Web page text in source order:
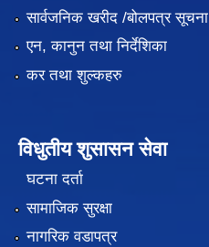
सार्वजनिक खरीद /बोलपत्र सूचना
एन, कानुन तथा निर्देशिका
कर तथा शुल्कहरु
विधुतीय शुसासन सेवा
घटना दर्ता
सामाजिक सुरक्षा
नागरिक वडापत्र